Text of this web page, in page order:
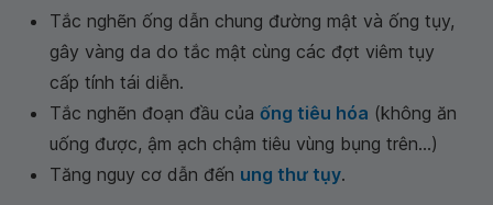
Tắc nghẽn ống dẫn chung đường mật và ống tụy,
gây vàng da do tắc mật cùng các đợt viêm tụy
cấp tính tái diễn.
Tắc nghẽn đoạn đầu của ống tiêu hóa (không ăn
uống được, ậm ạch chậm tiêu vùng bụng trên...)
Tăng nguy cơ dẫn đến ung thư tụy.